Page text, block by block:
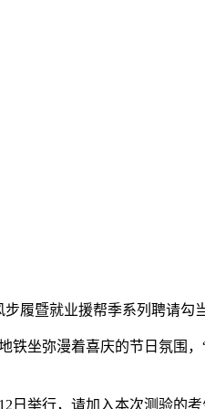
暨就业援帮季系列聘请勾当
坐弥漫着喜庆的节日氛围
举行，请加入本次测验的考